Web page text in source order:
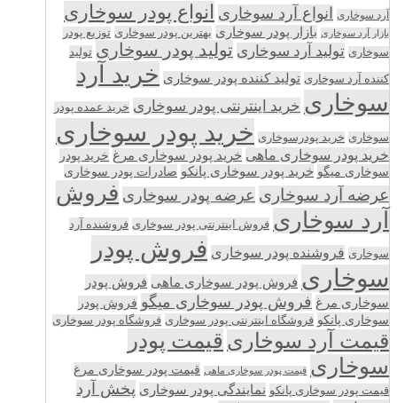
آرد سوخاری انواع آرد سوخاری انواع پودر سوخاری
بازار آرد سوخاری بازار پودر سوخاری بهترین پودر سوخاری توزیع پودر
سوخاری تولید آرد سوخاری تولید پودر سوخاری تولید
کننده آرد سوخاری تولید کننده پودر سوخاری خرید آرد
سوخاری خرید اینترنتی پودر سوخاری خرید عمده پودر
سوخاری خرید پودرسوخاری خرید پودر سوخاری
خرید پودر سوخاری ماهی خرید پودر سوخاری مرغ خرید پودر
سوخاری میگو خرید پودر سوخاری پانکو صادرات پودر سوخاری
عرضه آرد سوخاری عرضه پودر سوخاری فروش
آرد سوخاری فروش اینترنتی پودر سوخاری فروشنده آرد
سوخاری فروشنده پودر سوخاری فروش پودر
سوخاری فروش پودر سوخاری ماهی فروش پودر
سوخاری مرغ فروش پودر سوخاری میگو فروش پودر
سوخاری پانکو فروشگاه اینترنتی پودر سوخاری فروشگاه پودر سوخاری
قیمت آرد سوخاری قیمت پودر
سوخاری قیمت پودر سوخاری ماهی قیمت پودر سوخاری مرغ
قیمت پودر سوخاری پانکو نمایندگی پودر سوخاری پخش آرد